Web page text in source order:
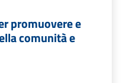
e
comunità e